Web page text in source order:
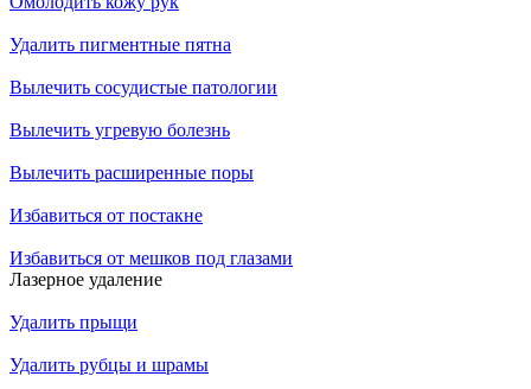
Удалить пигментные пятна
Вылечить сосудистые патологии
Вылечить угревую болезнь
Вылечить расширенные поры
Избавиться от постакне
Избавиться от мешков под глазами
Лазерное удаление
Удалить прыщи
Удалить рубцы и шрамы